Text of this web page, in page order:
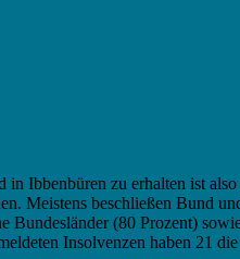
Ibbenbüren zu erhalten ist
Meistens beschließen Bund
(80 Prozent)
Insolvenzen haben 21